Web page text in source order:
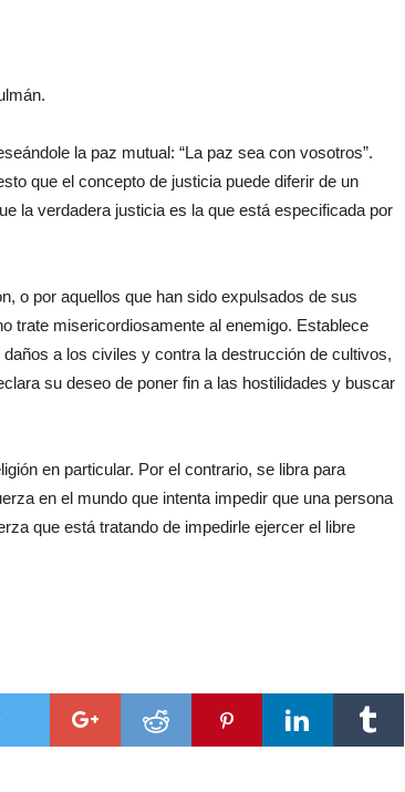
la paz mutual: “La paz sea con vosotros”.
que el concepto de justicia puede diferir de un
la verdadera justicia es la que está especificada por
o por aquellos que han sido expulsados de sus
trate misericordiosamente al enemigo. Establece
a los civiles y contra la destrucción de cultivos,
su deseo de poner fin a las hostilidades y buscar
en particular. Por el contrario, se libra para
en el mundo que intenta impedir que una persona
que está tratando de impedirle ejercer el libre